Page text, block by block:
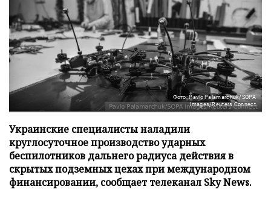
Фото: Pavlo Palamarchuk/SOPA
Images/Reuters Connect
Украинские специалисты наладили
круглосуточное производство ударных
беспилотников дальнего радиуса действия в
скрытых подземных цехах при международном
финансировании, сообщает телеканал Sky News.